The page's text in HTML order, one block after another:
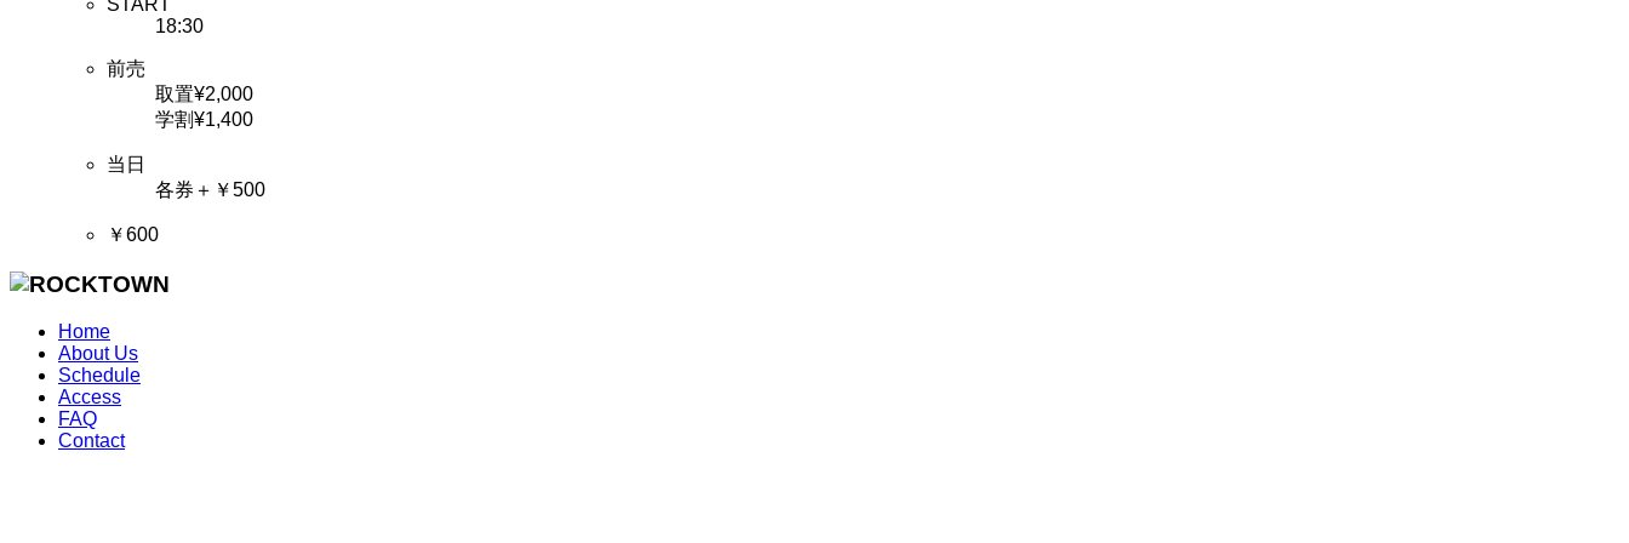
START
18:30
前売
取置¥2,000
学割¥1,400
当日
各券＋￥500
￥600
Home
About Us
Schedule
Access
FAQ
Contact